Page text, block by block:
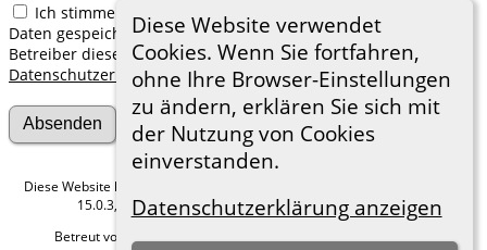
Diese Website verwendet
Cookies. Wenn Sie fortfahren,
ohne Ihre Browser-Einstellungen
zu ändern, erklären Sie sich mit
der Nutzung von Cookies
einverstanden.
Datenschutzerklärung anzeigen
Ich stimme zu, dass meine hier erfassten persönlichen
Daten gespeichert werden. Ich verstehe, dass ich jederzeit den
Betreiber dieser Website bitten kann, diese Daten zu löschen.
Datenschutzerklärung
Diese Website läuft mit
15.0.3, programmiert von Darrin Lythgoe © 2001-2026.
Betreut von